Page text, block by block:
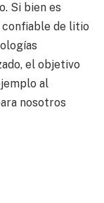
Si bien es
de litio
el objetivo
al
nosotros